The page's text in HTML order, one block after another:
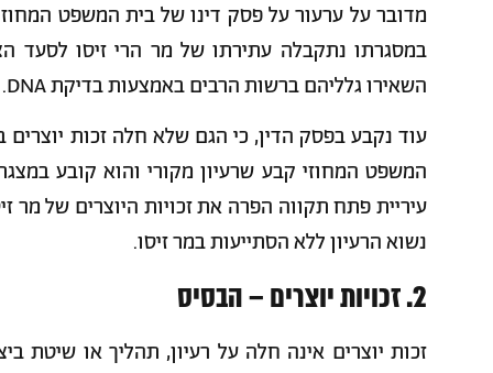
מדובר על ערעור על פסק דינו של בית המשפט
במסגרתו נתקבלה עתירתו של מר הרי זיסו לסעד
השאירו גלליהם ברשות הרבים באמצעות בדיקת DNA.
עוד נקבע בפסק הדין, כי הגם שלא חלה זכות יוצרים
המשפט המחוזי קבע שרעיון מקורי והוא קובע
עיריית פתח תקווה הפרה את זכויות היוצרים של מר
נשוא הרעיון ללא הסתייעות במר זיסו.
2. זכויות יוצרים – הבסיס
זכות יוצרים אינה חלה על רעיון, תהליך או שיטת